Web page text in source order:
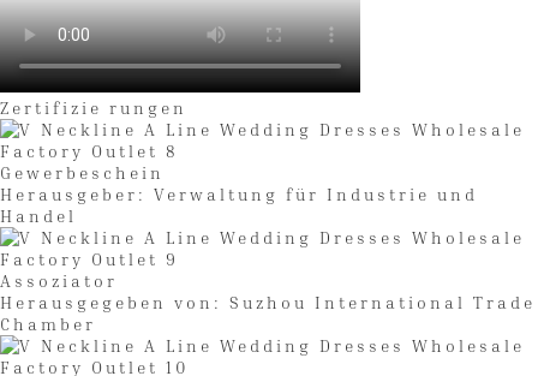
Zertifizie rungen
Gewerbeschein
Herausgeber: Verwaltung für Industrie und
Handel
Assoziator
Herausgegeben von: Suzhou International Trade
Chamber